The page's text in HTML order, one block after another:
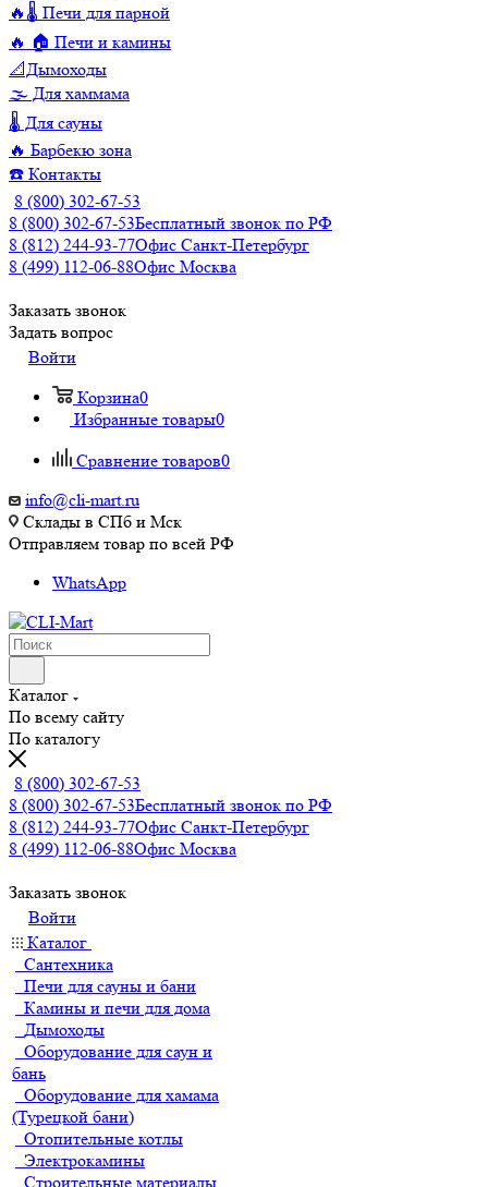
🔥🌡️ Печи для парной
🔥 🏠 Печи и камины
📐Дымоходы
🌫️ Для хаммама
🌡️ Для сауны
🔥 Барбекю зона
☎️ Контакты
8 (800) 302-67-53
8 (800) 302-67-53Бесплатный звонок по РФ
8 (812) 244-93-77Офис Санкт-Петербург
8 (499) 112-06-88Офис Москва
Заказать звонок
Задать вопрос
Войти
Корзина0
Избранные товары0
Сравнение товаров0
info@cli-mart.ru
Склады в СПб и Мск
Отправляем товар по всей РФ
WhatsApp
Каталог
По всему сайту
По каталогу
8 (800) 302-67-53
8 (800) 302-67-53Бесплатный звонок по РФ
8 (812) 244-93-77Офис Санкт-Петербург
8 (499) 112-06-88Офис Москва
Заказать звонок
Войти
Каталог
Сантехника
Печи для сауны и бани
Камины и печи для дома
Дымоходы
Оборудование для саун и
бань
Оборудование для хамама
(Турецкой бани)
Отопительные котлы
Электрокамины
Строительные материалы